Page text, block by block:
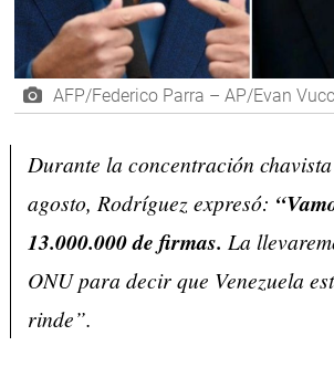
AFP/Federico Parra – AP/Evan
Durante la concentración chavista
agosto, Rodríguez expresó:
13.000.000 de firmas. La
ONU para decir que Venezuela
rinde”.